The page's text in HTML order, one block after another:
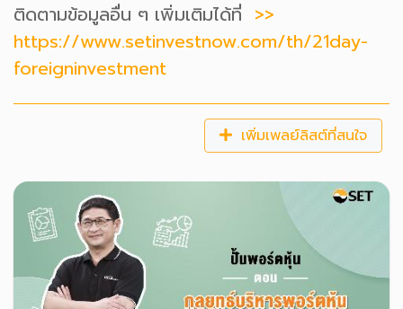
ติดตามข้อมูลอื่น ๆ เพิ่มเติมได้ที่ >>
https://www.setinvestnow.com/th/21day-
foreigninvestment
เพิ่มเพลย์ลิสต์ที่สนใจ